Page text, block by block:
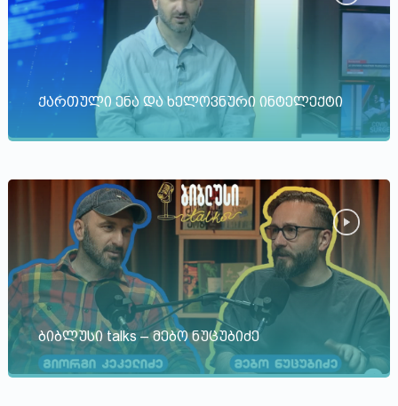
ქართული ენა და ხელოვნური ინტელექტი
ბიბლუსი talks – მებო ნუცუბიძე